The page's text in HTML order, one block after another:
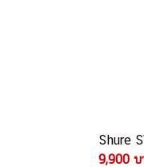
Shure
9,900 บ